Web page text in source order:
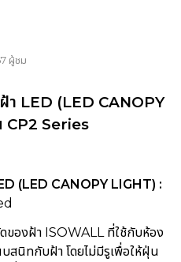
ผู้ชม
า LED (LED CANOPY
CP2 Series
(LED CANOPY LIGHT) :
ของฝ้า ISOWALL ที่ใช้กับห้อง
สนิทกับฝ้า โดยไม่มีรูเพื่อให้ฝุ่น